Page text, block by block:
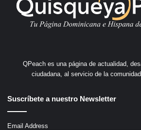
QPeach es una página de actualidad,
ciudadana, al servicio de la
Suscríbete a nuestro Newsletter
Email Address